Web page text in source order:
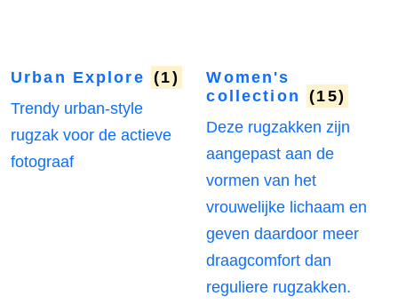
Urban Explore
(1)
Trendy urban-style
rugzak voor de actieve
fotograaf
Women's
collection
(15)
Deze rugzakken zijn
aangepast aan de
vormen van het
vrouwelijke lichaam en
geven daardoor meer
draagcomfort dan
reguliere rugzakken.